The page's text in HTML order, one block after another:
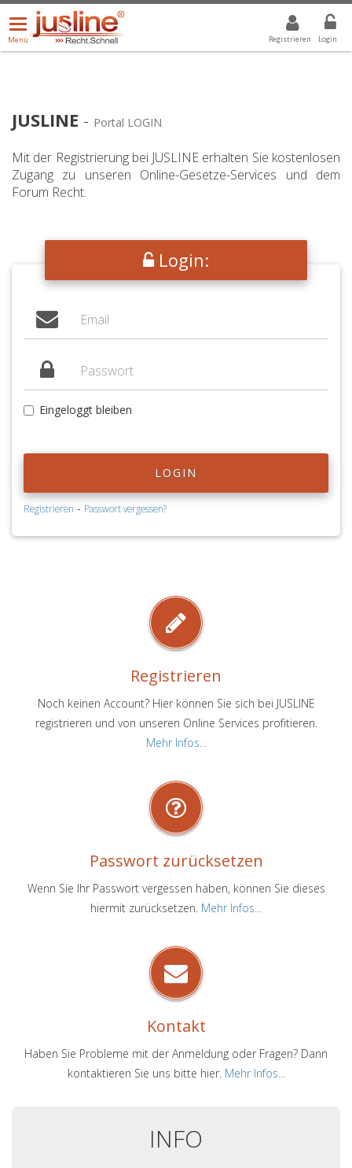
Registrieren Login
Menü
öffnen/schließen
Menü
ALLE DROPDOWN: GEWÄHLTER WERT IST ALLE
JUSLINE - Portal LOGIN
Mit der Registrierung bei JUSLINE erhalten Sie kostenlosen
Zugang zu unseren Online-Gesetze-Services und dem
Forum Recht.
Login:
Eingeloggt bleiben
LOGIN
Registrieren - Passwort vergessen?
Registrieren
Noch keinen Account? Hier können Sie sich bei JUSLINE
registrieren und von unseren Online Services profitieren.
Mehr Infos...
Passwort zurücksetzen
Wenn Sie Ihr Passwort vergessen haben, können Sie dieses
hiermit zurücksetzen. Mehr Infos...
Kontakt
Haben Sie Probleme mit der Anmeldung oder Fragen? Dann
kontaktieren Sie uns bitte hier. Mehr Infos...
INFO